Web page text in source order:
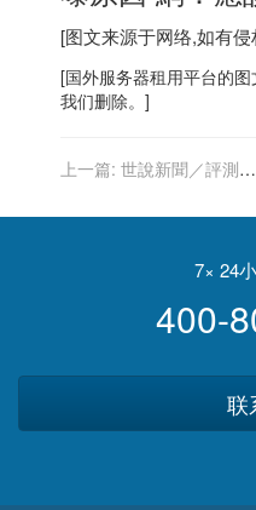
[图文来源于网络,如有
[国外服务器租用平台的
我们删除。]
上一篇: 世說新聞／評測
買
7× 24
400-
联